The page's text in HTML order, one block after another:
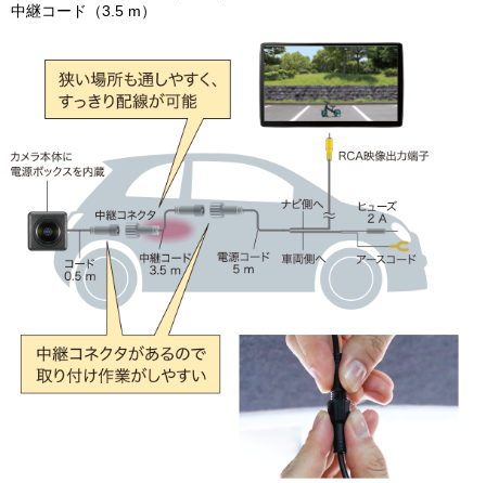
中継コード（3.5 m）